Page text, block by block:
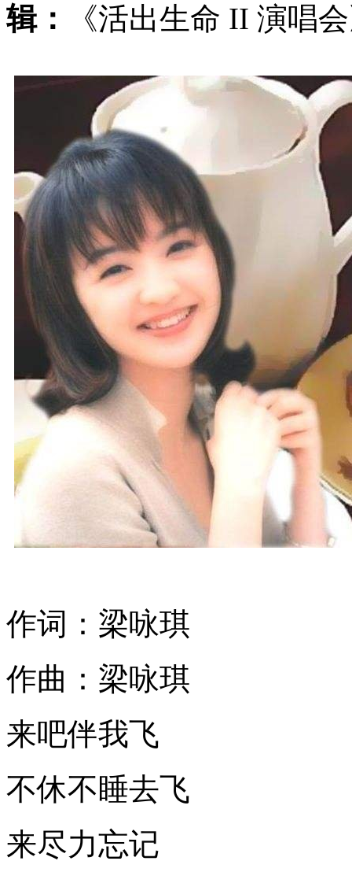
辑：
《活出生命 II 演唱
作词：梁咏琪
作曲：梁咏琪
来吧伴我飞
不休不睡去飞
来尽力忘记